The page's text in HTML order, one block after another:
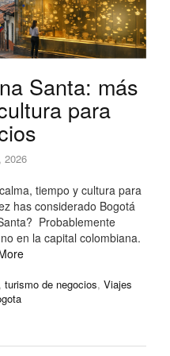
Santa: más
para
2026
tiempo y cultura para
has considerado Bogotá
Probablemente
en la capital colombiana.
, turismo de negocios, Viajes